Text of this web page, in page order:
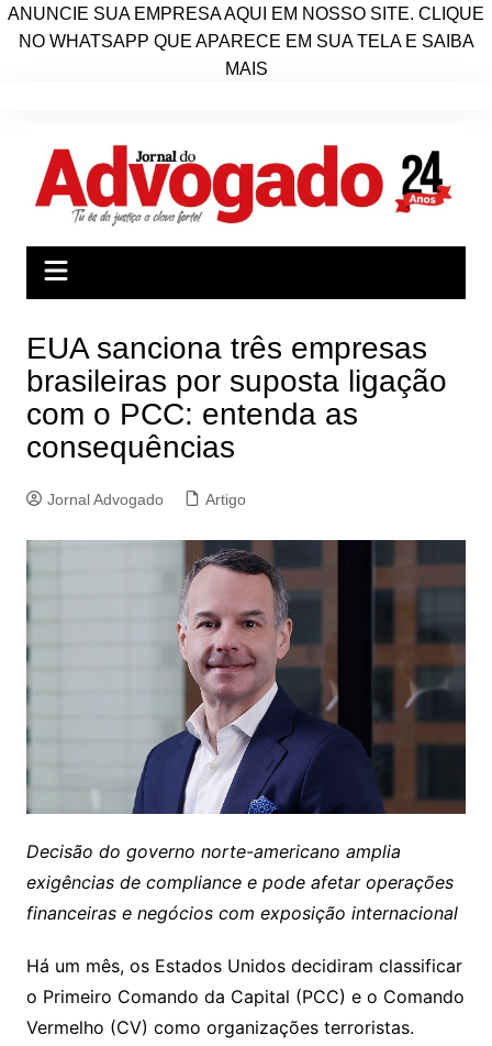
ANUNCIE SUA EMPRESA AQUI EM NOSSO SITE. CLIQUE
NO WHATSAPP QUE APARECE EM SUA TELA E SAIBA
MAIS
conteúdo
EUA sanciona três empresas
brasileiras por suposta ligação
com o PCC: entenda as
consequências
Jornal Advogado Artigo
Decisão do governo norte-americano amplia
exigências de compliance e pode afetar operações
financeiras e negócios com exposição internacional
Há um mês, os Estados Unidos decidiram classificar
o Primeiro Comando da Capital (PCC) e o Comando
Vermelho (CV) como organizações terroristas.